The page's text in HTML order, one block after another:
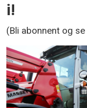
i!
(Bli abonnent og